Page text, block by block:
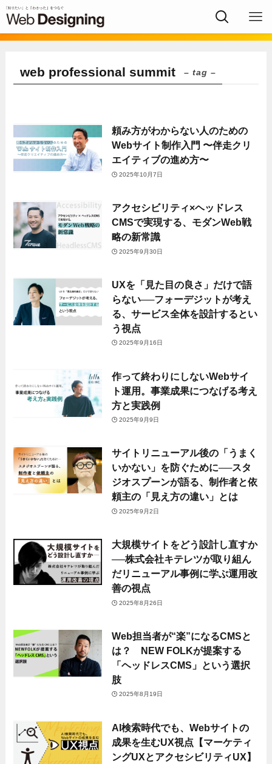
web professional summit – tag –
頼み方がわからない人のための
Webサイト制作入門 〜伴走クリ
エイティブの進め方〜
2025年10月7日
アクセシビリティ×ヘッドレス
CMSで実現する、モダンWeb戦
略の新常識
2025年9月30日
UXを「見た目の良さ」だけで語
らない──フォーデジットが考え
る、サービス全体を設計するとい
う視点
2025年9月16日
作って終わりにしないWebサイ
ト運用。事業成果につなげる考え
方と実践例
2025年9月9日
サイトリニューアル後の「うまく
いかない」を防ぐために──スタ
ジオスプーンが語る、制作者と依
頼主の「見え方の違い」とは
2025年9月2日
大規模サイトをどう設計し直すか
──株式会社キテレツが取り組ん
だリニューアル事例に学ぶ運用改
善の視点
2025年8月26日
Web担当者が“楽”になるCMSと
は？ NEW FOLKが提案する
「ヘッドレスCMS」という選択
肢
2025年8月19日
AI検索時代でも、Webサイトの
成果を生むUX視点【マーケティ
ングUXとアクセシビリティUX】